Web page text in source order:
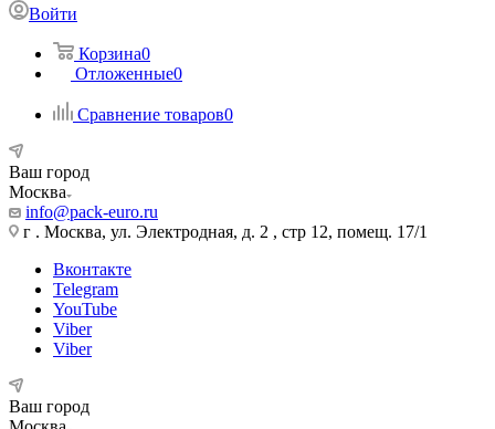
Войти
Корзина0
Отложенные0
Сравнение товаров0
Ваш город
Москва
info@pack-euro.ru
г . Москва, ул. Электродная, д. 2 , стр 12, помещ. 17/1
Вконтакте
Telegram
YouTube
Viber
Viber
Ваш город